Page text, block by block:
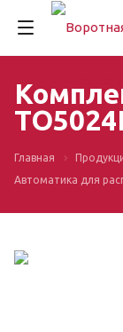
Главная
Автоматика для